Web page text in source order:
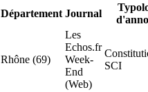
Département Journal
Rhône (69)
Les
Echos.fr
Week-
End
(Web)
SCI